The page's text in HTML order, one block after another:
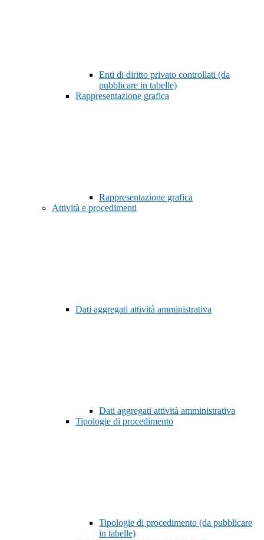
Enti di diritto privato controllati (da
pubblicare in tabelle)
Rappresentazione grafica
Rappresentazione grafica
Attività e procedimenti
Dati aggregati attività amministrativa
Dati aggregati attività amministrativa
Tipologie di procedimento
Tipologie di procedimento (da pubblicare
in tabelle)